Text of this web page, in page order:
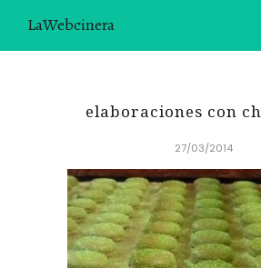
LaWebcinera
CONTACTO
SOBRE MÍ
¿TE GUSTARÍA UNIRTE A NUESTRA
ÓMICA?
elaboraciones con
27/03/2014